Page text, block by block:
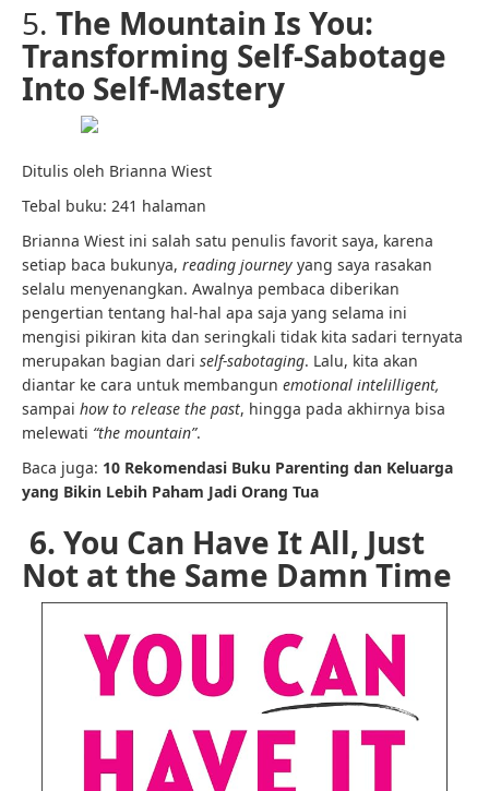
5. The Mountain Is You:
Transforming Self-Sabotage
Into Self-Mastery
Ditulis oleh Brianna Wiest
Tebal buku: 241 halaman
Brianna Wiest ini salah satu penulis favorit saya, karena
setiap baca bukunya, reading journey yang saya rasakan
selalu menyenangkan. Awalnya pembaca diberikan
pengertian tentang hal-hal apa saja yang selama ini
mengisi pikiran kita dan seringkali tidak kita sadari ternyata
merupakan bagian dari self-sabotaging. Lalu, kita akan
diantar ke cara untuk membangun emotional intelilligent,
sampai how to release the past, hingga pada akhirnya bisa
melewati “the mountain”.
Baca juga: 10 Rekomendasi Buku Parenting dan Keluarga
yang Bikin Lebih Paham Jadi Orang Tua
6. You Can Have It All, Just
Not at the Same Damn Time